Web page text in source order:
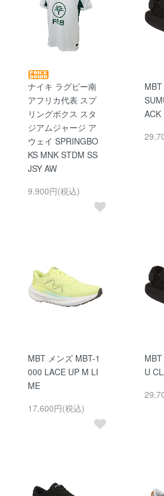
ナイキ ラグビー南
アフリカ代表 スプ
リングボクス スタ
ジアムジャージ ア
ウェイ SPRINGBO
KS MNK STDM SS
JSY AW
9,900円(税込)
ACK
MBT メンズ MBT-1
000 LACE UP M LI
ME
17,600円(税込)
U